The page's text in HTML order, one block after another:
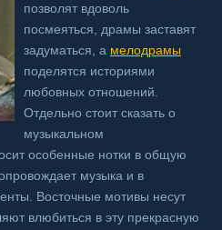
позволят вдоволь
посмеяться, драмы заставят
задуматься, а мелодрамы
поделятся историями
любовных отношений.
Отдельно стоит сказать о
музыкальном
особенные нотки в общую
музыка и в
Восточные мотивы несут
влюбиться в эту прекрасную